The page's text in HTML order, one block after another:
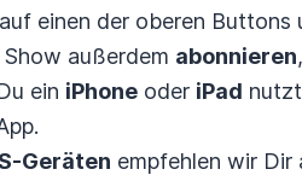
einen der oberen
Show außerdem abonnieren
ein iPhone oder iPad
Geräten empfehlen wir Dir